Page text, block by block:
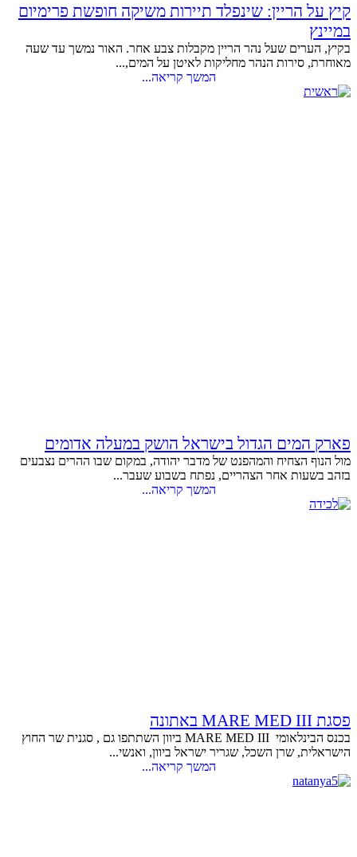
קיץ על הריין: שינפלד תיירות משיקה חופשת פרימיום
במיינץ
בקיץ, הערים שעל נהר הריין מקבלות צבע אחר. האור נמשך עד שעה
מאוחרת, סירות הנהר מחליקות לאיטן על המים,...
המשך קריאה...
פארק המים הגדול בישראל הושק במעלה אדומים
מול הנוף הצחיח והמהפנט של מדבר יהודה, במקום שבו ההרים נצבעים
בזהב בשעות אחר הצהריים, נפתח בשבוע שעבר...
המשך קריאה...
פסגת MARE MED III באתונה
בכנס הבינלאומי MARE MED III ביוון השתתפו גם , סגנית שר החוץ
הישראלית, שרן השכל, שגריר ישראל ביוון, ואנשי...
המשך קריאה...